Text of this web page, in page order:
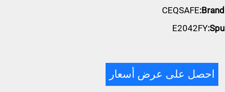
Brand:
CEQSAFE
Spu:
E2042FY
احصل على عرض أسعار